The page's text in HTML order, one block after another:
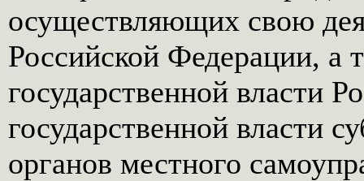
осуществляющих свою
Российской Федерации, а
государственной власти
государственной власти
органов местного